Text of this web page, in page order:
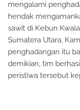
mengalami
hendak
sawit di Kebun
Sumatera Utara,
penghadangan itu
demikian, tim
peristiwa tersebut